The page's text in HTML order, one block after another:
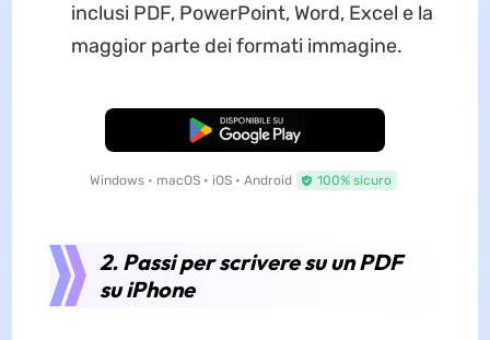
inclusi PDF, PowerPoint, Word, Excel e la
maggior parte dei formati immagine.
Download Gratis
Windows • macOS • iOS • Android 100% sicuro
2. Passi per scrivere su un PDF
su iPhone